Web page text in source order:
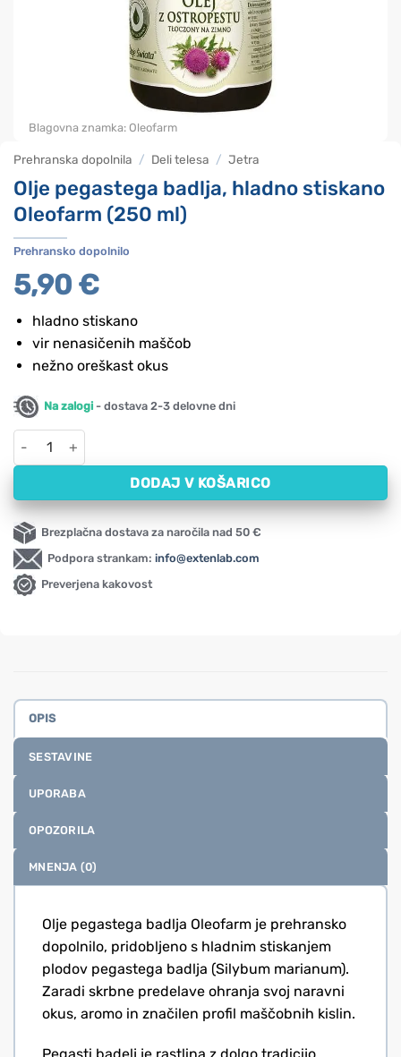
Prehranska dopolnila / Deli telesa / Jetra
Olje pegastega badlja, hladno stiskano
Oleofarm (250 ml)
Prehransko dopolnilo
5,90 €
hladno stiskano
vir nenasičenih maščob
nežno oreškast okus
Na zalogi - dostava 2-3 delovne dni
Olje pegastega badlja, hladno stiskano Oleofarm (250 ml)
DODAJ V KOŠARICO
Brezplačna dostava za naročila nad 50 €
Podpora strankam: info@extenlab.com
Preverjena kakovost
Blagovna znamka: Oleofarm
OPIS
SESTAVINE
UPORABA
OPOZORILA
MNENJA (0)
Olje pegastega badlja Oleofarm je prehransko
dopolnilo, pridobljeno s hladnim stiskanjem
plodov pegastega badlja (Silybum marianum).
Zaradi skrbne predelave ohranja svoj naravni
okus, aromo in značilen profil maščobnih kislin.